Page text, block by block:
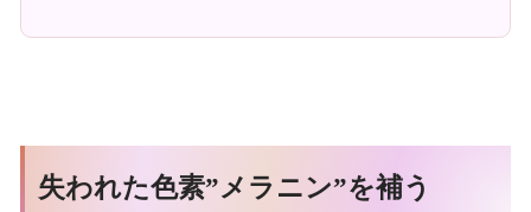
失われた色素”メラニン”を補う